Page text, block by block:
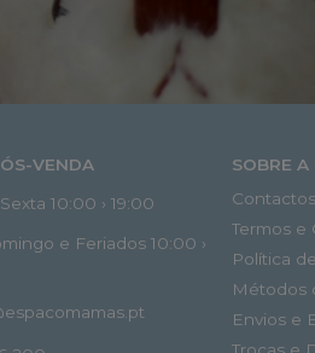
VENDA
10:00 › 19:00
e Feriados 10:00 ›
SOBRE A
Contactos
Termos e
Política
Métodos
Envios e